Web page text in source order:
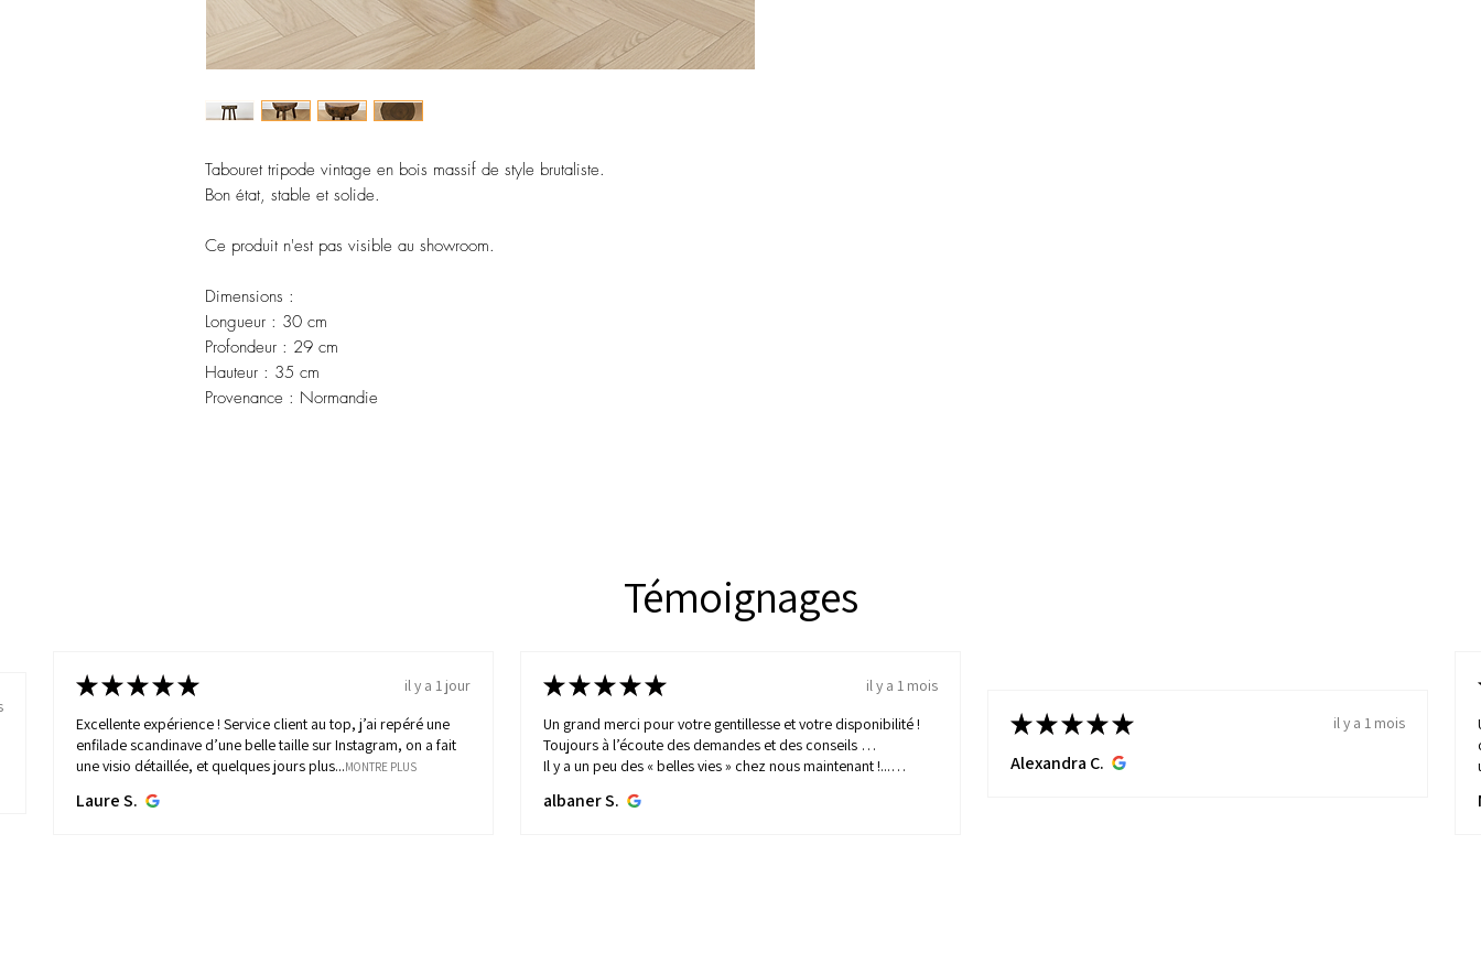
Témoignages
★★★★★
il y a 1 jour
Excellente expérience ! Service client au top, j’ai repéré une
enfilade scandinave d’une belle taille sur Instagram, on a fait
une visio détaillée, et quelques jours plus...MONTRE PLUS
Laure S.
★★★★★
il y a 1 mois
Un grand merci pour votre gentillesse et votre disponibilité !
Toujours à l’écoute des demandes et des conseils …
Il y a un peu des « belles vies » chez nous maintenant !...
albaner S.
★★★★★ il y a 1 mois
Alexandra C.
Tabouret tripode vintage en bois massif de style brutaliste.
Bon état, stable et solide.
Ce produit n'est pas visible au showroom.
Dimensions :
Longueur : 30 cm
Profondeur : 29 cm
Hauteur : 35 cm
Provenance : Normandie